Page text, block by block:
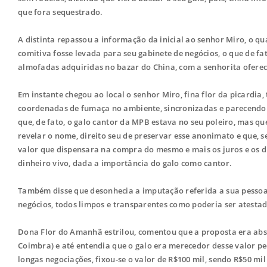
que fora sequestrado.
A distinta repassou a informação da inicial ao senhor Miro, o
comitiva fosse levada para seu gabinete de negócios, o que de
almofadas adquiridas no bazar do China, com a senhorita
Em instante chegou ao local o senhor Miro, fina flor da
coordenadas de fumaça no ambiente, sincronizadas e
que, de fato, o galo cantor da MPB estava no seu poleiro, mas
revelar o nome, direito seu de preservar esse anonimato e que,
valor que dispensara na compra do mesmo e mais os juros e os
dinheiro vivo, dada a importância do galo como cantor.
Também disse que desonhecia a imputação referida a sua
negócios, todos limpos e transparentes como poderia ser
Dona Flor do Amanhã estrilou, comentou que a proposta era
Coimbra) e até entendia que o galo era merecedor desse valor
longas negociações, fixou-se o valor de R$100 mil, sendo R$50